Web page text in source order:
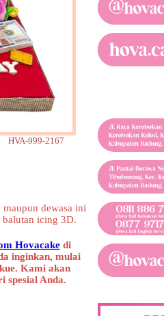
999-2167
dewasa ini
icing 3D.
Hovacakedi
inginkan, mulai
Kami akan
spesial Anda.